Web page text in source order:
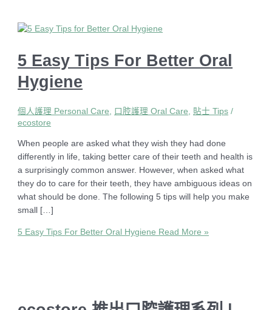
5 Easy Tips For Better Oral
Hygiene
個人護理 Personal Care, 口腔護理 Oral Care, 貼士 Tips /
ecostore
When people are asked what they wish they had done
differently in life, taking better care of their teeth and health is
a surprisingly common answer. However, when asked what
they do to care for their teeth, they have ambiguous ideas on
what should be done. The following 5 tips will help you make
small […]
5 Easy Tips For Better Oral Hygiene Read More »